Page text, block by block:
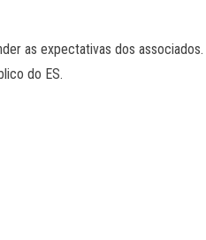
as expectativas dos
do ES.